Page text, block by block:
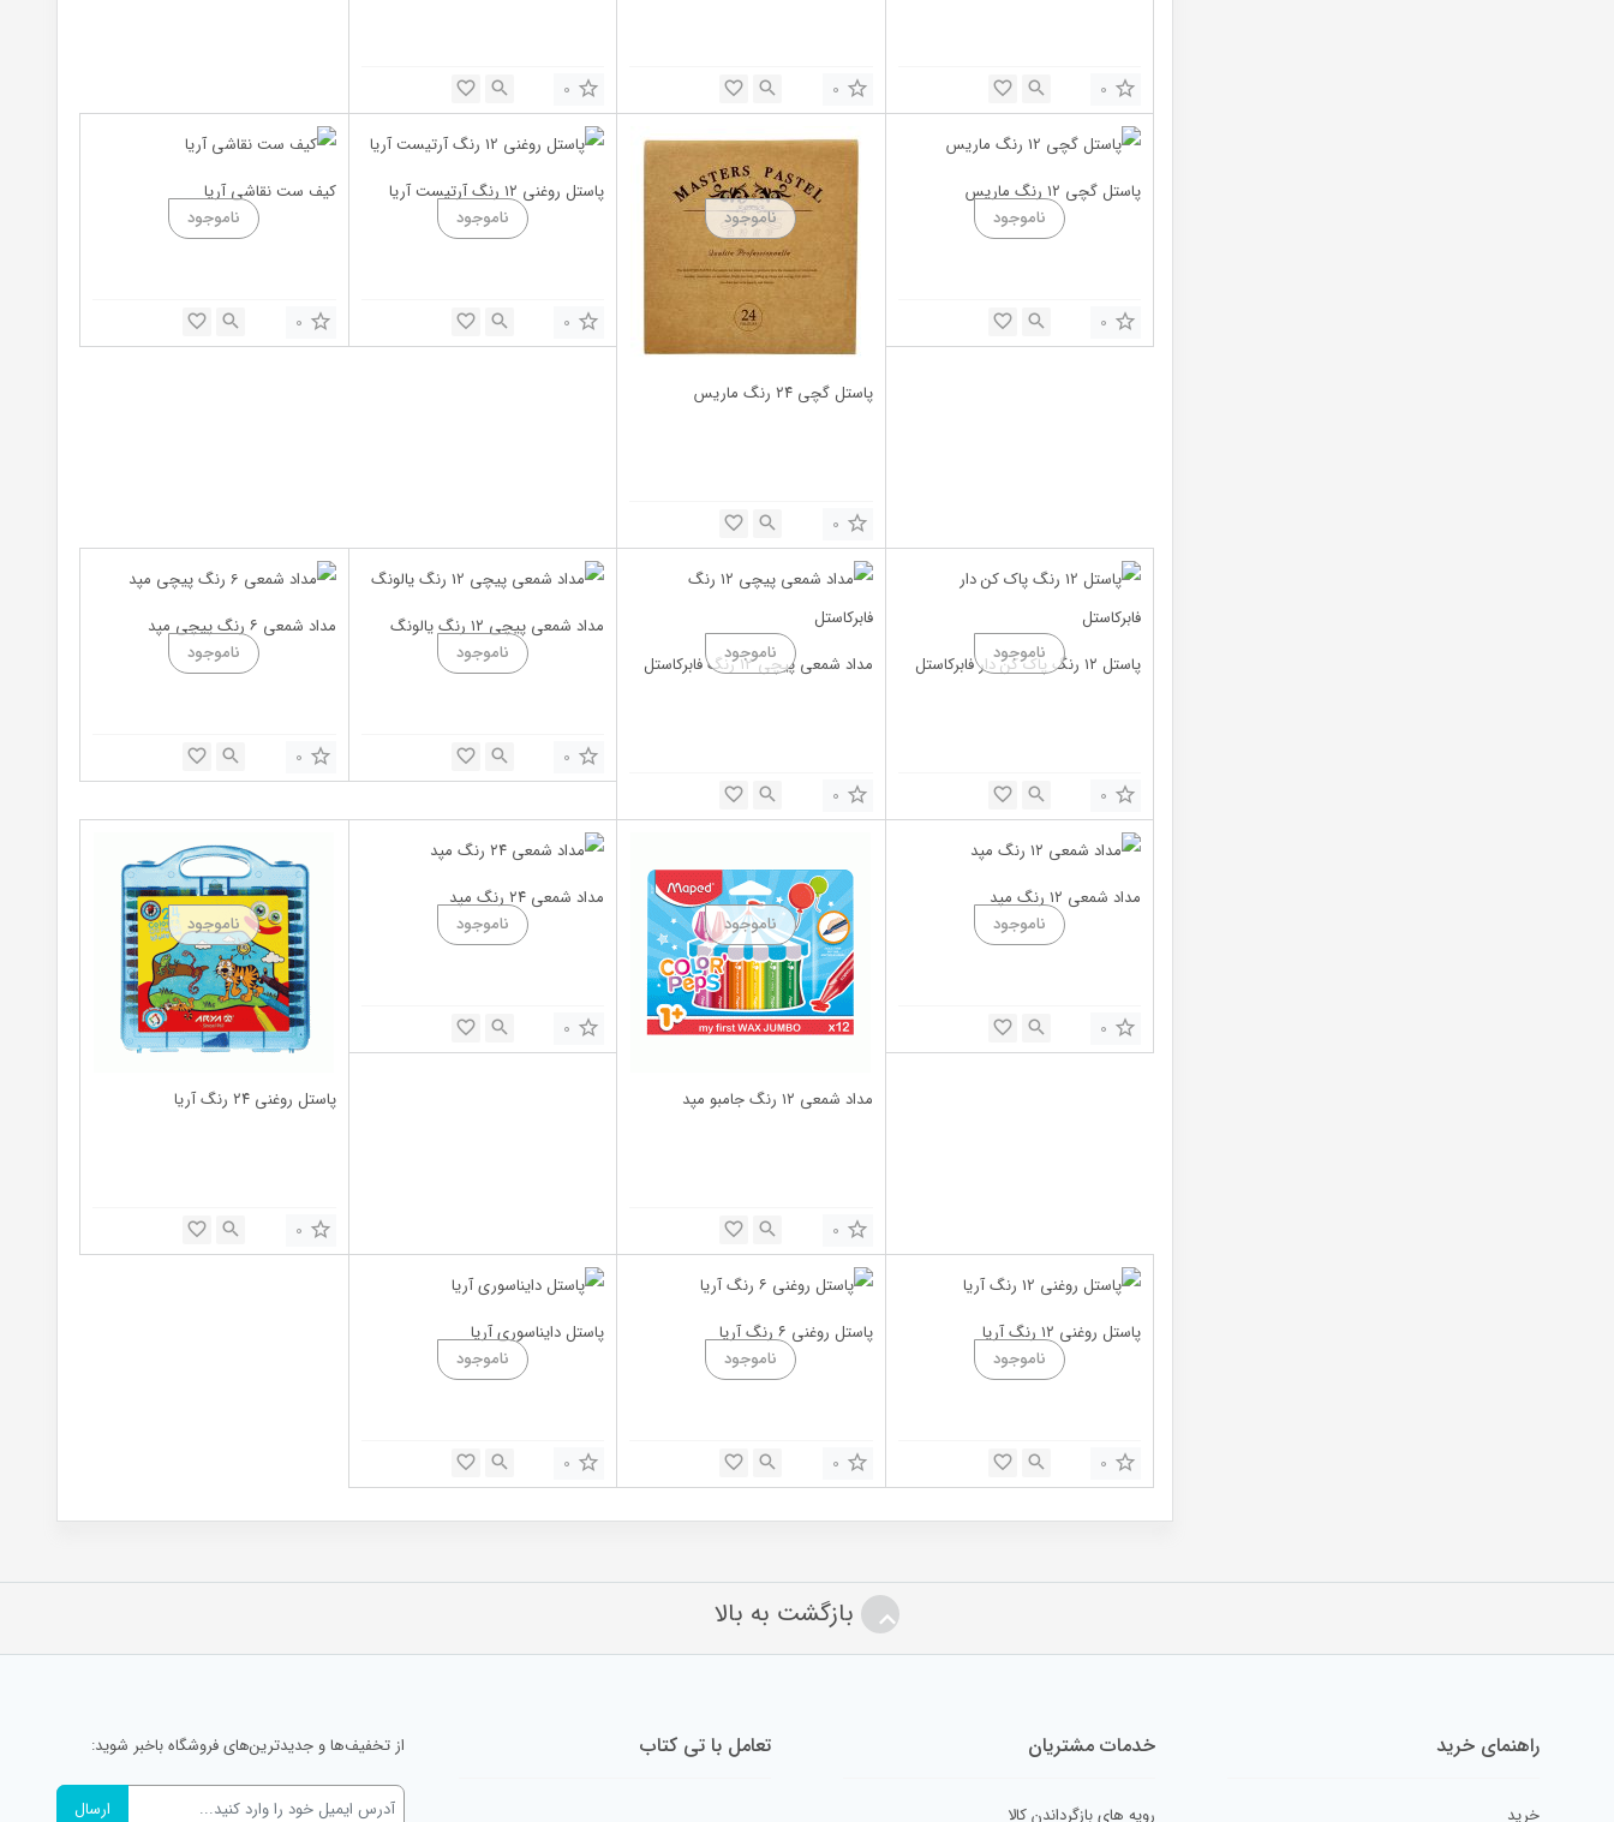
0
0
0
پاستل گچی ۱۲ رنگ ماریس
0
پاستل گچی ۲۴ رنگ ماریس
0
پاستل روغنی ۱۲ رنگ آرتیست آریا
0
کیف ست نقاشی آریا
0
پاستل ۱۲ رنگ پاک کن دار فابرکاستل
0
مداد شمعی پیچی ۱۲ رنگ فابرکاستل
0
مداد شمعی پیچی ۱۲ رنگ یالونگ
0
مداد شمعی ۶ رنگ پیچی مپد
0
مداد شمعی ۱۲ رنگ مپد
0
مداد شمعی ۱۲ رنگ جامبو مپد
0
مداد شمعی ۲۴ رنگ مپد
0
پاستل روغنی ۲۴ رنگ آریا
0
پاستل روغنی ۱۲ رنگ آریا
0
پاستل روغنی ۶ رنگ آریا
0
پاستل دایناسوری آریا
0
بازگشت به بالا
راهنمای خرید
خرید
خدمات مشتریان
رویه های بازگرداندن کالا
تعامل با تی کتاب از تخفیف‌ها و جدیدترین‌های فروشگاه باخبر شوید: